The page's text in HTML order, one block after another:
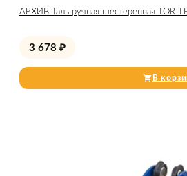
АРХИВ Таль ручная шестеренная TOR
3 678 ₽
В